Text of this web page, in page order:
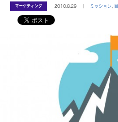
マーケティング 2010.8.29 ｜ ミッション